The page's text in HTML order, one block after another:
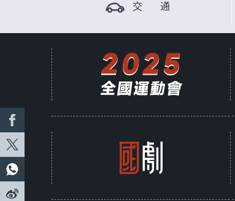
交 通